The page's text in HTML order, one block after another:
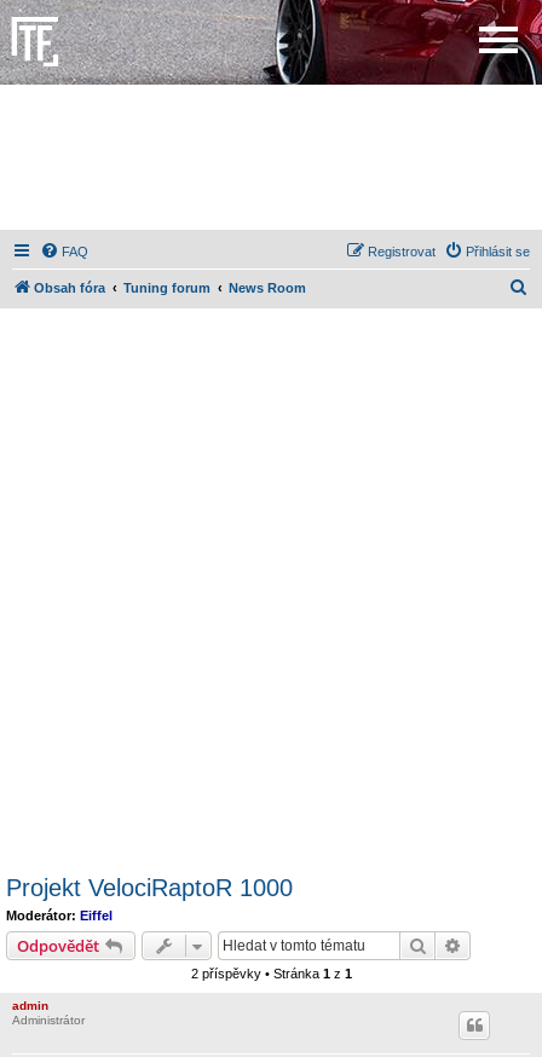
FAQ Přihlásit se
Registrovat
Obsah fóra Tuning forum News Room
Projekt VelociRaptoR 1000
Moderátor: Eiffel
Odpovědět Hledat
2 příspěvky • Stránka 1z 1
admin
Administrátor